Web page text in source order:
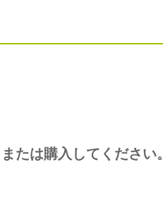
たは購入してください。